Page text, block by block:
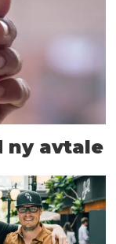
ny avtale